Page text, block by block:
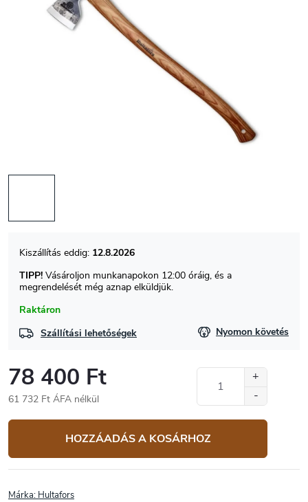
Raktáron
12.8.2026
TIPP! Vásároljon munkanapokon 12:00 óráig, és a
megrendelését még aznap elküldjük.
Szállítási lehetőségek Nyomon követés
78 400 Ft
61 732 Ft ÁFA nélkül
HOZZÁADÁS A KOSÁRHOZ
Márka: Hultafors